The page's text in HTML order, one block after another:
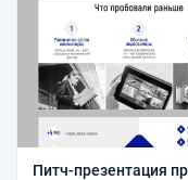
Питч-презентация